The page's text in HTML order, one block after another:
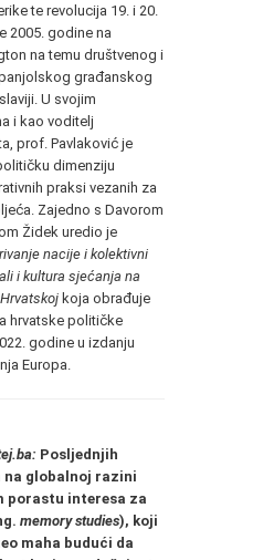
te revolucija 19. i 20.
2005. godine na
na temu društvenog i
građanskog
U svojim
i kao voditelj
prof. Pavlaković je
dimenziju
praksi vezanih za
Zajedno s Davorom
Židek uredio je
nacije i kolektivni
i kultura sjećanja na
koja obrađuje
hrvatske političke
godine u izdanju
Europa.
Posljednjih
na globalnoj razini
porastu interesa za
memory studies), koji
maha budući da